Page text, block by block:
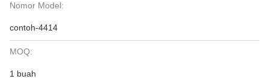
Nomor Model:
contoh-4414
MOQ:
1 buah